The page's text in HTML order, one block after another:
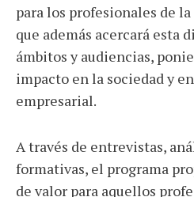
para los profesionales de
que además acercará esta
ámbitos y audiencias,
impacto en la sociedad y
empresarial.
A través de entrevistas,
formativas, el programa
de valor para aquellos